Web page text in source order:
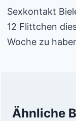
Sexkontakt
12 Flittchen
Woche zu
Ähnliche